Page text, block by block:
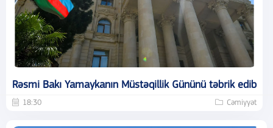
Rəsmi Bakı Yamaykanın Müstəqillik Gününü təbrik edib
18:30 Cəmiyyət